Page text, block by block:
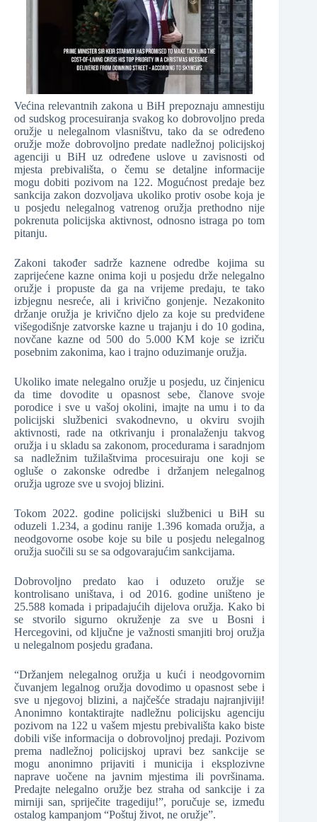
Većina relevantnih zakona u BiH prepoznaju amnestiju
od sudskog procesuiranja svakog ko dobrovoljno preda
oružje u nelegalnom vlasništvu, tako da se određeno
oružje može dobrovoljno predate nadležnoj policijskoj
agenciji u BiH uz određene uslove u zavisnosti od
mjesta prebivališta, o čemu se detaljne informacije
mogu dobiti pozivom na 122. Mogućnost predaje bez
sankcija zakon dozvoljava ukoliko protiv osobe koja je
u posjedu nelegalnog vatrenog oružja prethodno nije
pokrenuta policijska aktivnost, odnosno istraga po tom
pitanju.
Zakoni također sadrže kaznene odredbe kojima su
zaprijećene kazne onima koji u posjedu drže nelegalno
oružje i propuste da ga na vrijeme predaju, te tako
izbjegnu nesreće, ali i krivično gonjenje. Nezakonito
držanje oružja je krivično djelo za koje su predviđene
višegodišnje zatvorske kazne u trajanju i do 10 godina,
novčane kazne od 500 do 5.000 KM koje se izriču
posebnim zakonima, kao i trajno oduzimanje oružja.
Ukoliko imate nelegalno oružje u posjedu, uz činjenicu
da time dovodite u opasnost sebe, članove svoje
porodice i sve u vašoj okolini, imajte na umu i to da
policijski službenici svakodnevno, u okviru svojih
aktivnosti, rade na otkrivanju i pronalaženju takvog
oružja i u skladu sa zakonom, procedurama i saradnjom
sa nadležnim tužilaštvima procesuiraju one koji se
ogluše o zakonske odredbe i držanjem nelegalnog
oružja ugroze sve u svojoj blizini.
Tokom 2022. godine policijski službenici u BiH su
oduzeli 1.234, a godinu ranije 1.396 komada oružja, a
neodgovorne osobe koje su bile u posjedu nelegalnog
oružja suočili su se sa odgovarajućim sankcijama.
Dobrovoljno predato kao i oduzeto oružje se
kontrolisano uništava, i od 2016. godine uništeno je
25.588 komada i pripadajućih dijelova oružja. Kako bi
se stvorilo sigurno okruženje za sve u Bosni i
Hercegovini, od ključne je važnosti smanjiti broj oružja
u nelegalnom posjedu građana.
“Držanjem nelegalnog oružja u kući i neodgovornim
čuvanjem legalnog oružja dovodimo u opasnost sebe i
sve u njegovoj blizini, a najčešće stradaju najranjiviji!
Anonimno kontaktirajte nadležnu policijsku agenciju
pozivom na 122 u vašem mjestu prebivališta kako biste
dobili više informacija o dobrovoljnoj predaji. Pozivom
prema nadležnoj policijskoj upravi bez sankcije se
mogu anonimno prijaviti i municija i eksplozivne
naprave uočene na javnim mjestima ili površinama.
Predajte nelegalno oružje bez straha od sankcije i za
mirniji san, spriječite tragediju!”, poručuje se, između
ostalog kampanjom “Poštuj život, ne oružje”.